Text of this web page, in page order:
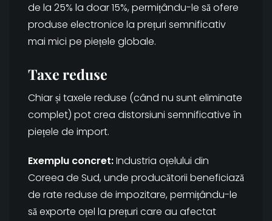
de la 25% la doar 15%, permițându-le să ofere
produse electronice la prețuri semnificativ
mai mici pe piețele globale.
Taxe reduse
Chiar și taxele reduse (când nu sunt eliminate
complet) pot crea distorsiuni semnificative în
piețele de import.
Exemplu concret:Industria oțelului din
Coreea de Sud, unde producătorii beneficiază
de rate reduse de impozitare, permițându-le
să exporte oțel la prețuri care au afectat